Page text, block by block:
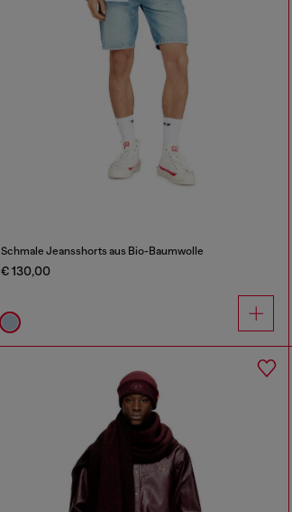
Schmale Jeansshorts aus Bio-Baumwolle
€ 130,00